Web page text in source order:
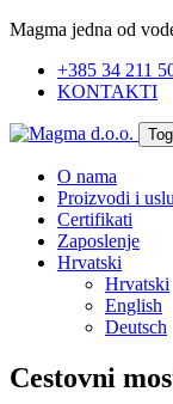
Magma jedna od
+385 34 211
KONTAKTI
O nama
Proizvodi i
Certifikati
Zaposlenje
Hrvatski
Hrvatski
English
Deutsch
Cestovni